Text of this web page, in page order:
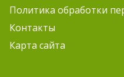
Политика обработки
Контакты
Карта сайта